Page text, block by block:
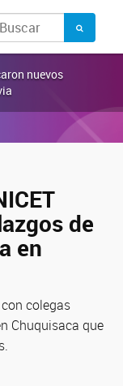
nuevos
de
en
colegas
Chuquisaca que